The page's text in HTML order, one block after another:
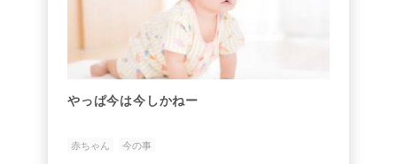
やっぱ今は今しかねー
赤ちゃん 今の事